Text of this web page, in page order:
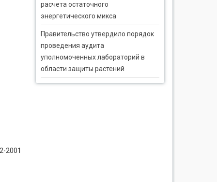
2001
расчета остаточного
энергетического микса
Правительство утвердило порядок
проведения аудита
уполномоченных лабораторий в
области защиты растений